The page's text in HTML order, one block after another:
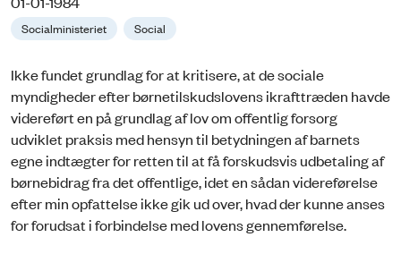
Socialministeriet Social
Ikke fundet grundlag for at kritisere, at de sociale
myndigheder efter børnetilskudslovens ikrafttræden havde
videreført en på grundlag af lov om offentlig forsorg
udviklet praksis med hensyn til betydningen af barnets
egne indtægter for retten til at få forskudsvis udbetaling af
børnebidrag fra det offentlige, idet en sådan videreførelse
efter min opfattelse ikke gik ud over, hvad der kunne anses
for forudsat i forbindelse med lovens gennemførelse.